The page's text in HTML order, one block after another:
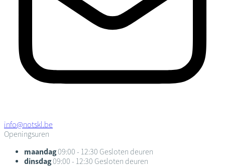
info@notskl.be
Openingsuren
maandag09:00 - 12:30 Gesloten deuren
dinsdag09:00 - 12:30 Gesloten deuren